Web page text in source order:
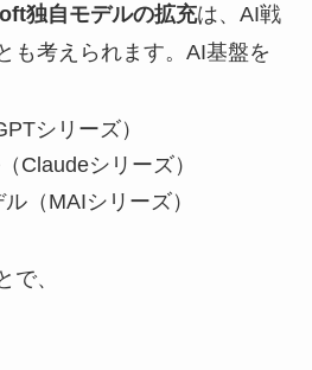
独自モデルの拡充は、AI戦
も考えられます。AI基盤を
シリーズ）
Claudeシリーズ）
（MAIシリーズ）
で、